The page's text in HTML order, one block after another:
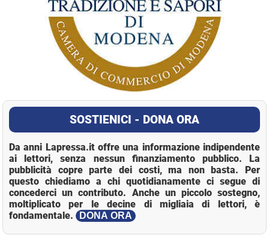
SOSTIENICI - DONA ORA
Da anni Lapressa.it offre una informazione indipendente
ai lettori, senza nessun finanziamento pubblico. La
pubblicità copre parte dei costi, ma non basta. Per
questo chiediamo a chi quotidianamente ci segue di
concederci un contributo. Anche un piccolo sostegno,
moltiplicato per le decine di migliaia di lettori, è
fondamentale.
DONA ORA